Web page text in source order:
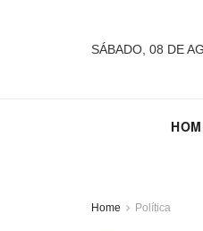
SÁBADO, 08 DE
Home Política